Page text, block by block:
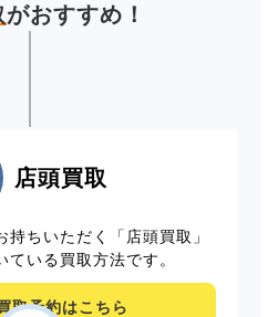
がおすすめ！
店頭買取
ちいただく「店頭買取」
いる買取方法です。
取予約はこちら